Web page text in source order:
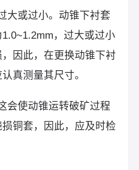
大或过小。动锥下衬套
，过大或过小
因此，在更换动锥下衬
真测量其尺寸。
会使动锥运转破矿过程
铜套，因此，应及时检